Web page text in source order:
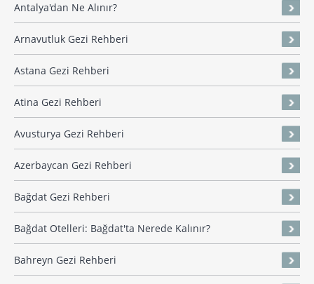
Antalya'dan Ne Alınır?
Arnavutluk Gezi Rehberi
Astana Gezi Rehberi
Atina Gezi Rehberi
Avusturya Gezi Rehberi
Azerbaycan Gezi Rehberi
Bağdat Gezi Rehberi
Bağdat Otelleri: Bağdat'ta Nerede Kalınır?
Bahreyn Gezi Rehberi